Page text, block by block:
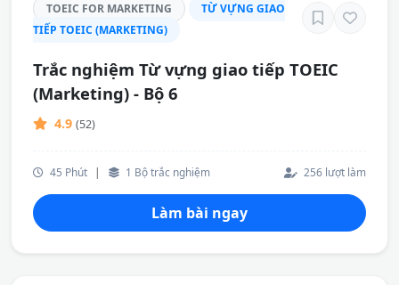
TOEIC FOR MARKETING
TỪ VỰNG GIAO
TIẾP TOEIC (MARKETING)
Trắc nghiệm Từ vựng giao tiếp TOEIC
(Marketing) - Bộ 6
4.9 (52)
45 Phút | 1 Bộ trắc nghiệm 256 lượt làm
Làm bài ngay